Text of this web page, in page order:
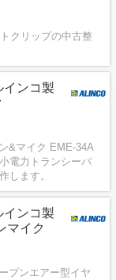
クリップの中古整
インコ製
&マイク EME-34A
電力トランシーバ
します。
インコ製
マイク
プンエアー型イヤ